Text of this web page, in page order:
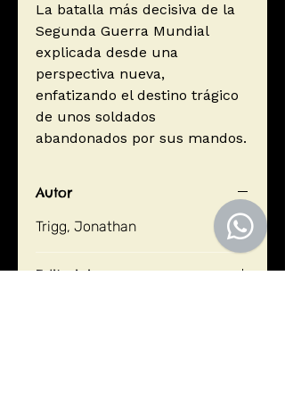
La batalla más decisiva de la
Segunda Guerra Mundial
explicada desde una
perspectiva nueva,
enfatizando el destino trágico
de unos soldados
abandonados por sus mandos.
Autor
Trigg, Jonathan
Editorial